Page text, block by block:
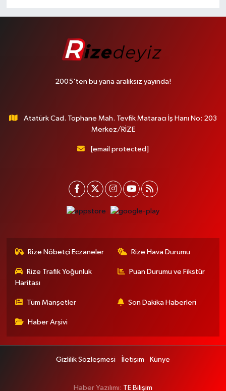
2005'ten bu yana aralıksız yayında!
Atatürk Cad. Tophane Mah. Tevfik Mataracı İş Hanı No: 203
Merkez/RİZE
[email protected]
Rize Nöbetçi Eczaneler Rize Hava Durumu
Rize Trafik Yoğunluk
Haritası
Puan Durumu ve Fikstür
Tüm Manşetler Son Dakika Haberleri
Haber Arşivi
Gizlilik Sözleşmesi İletişim Künye
Haber Yazılımı: TE Bilişim